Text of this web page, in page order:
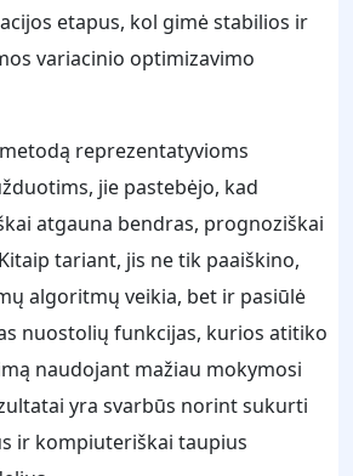
etapus, kol gimė stabilios ir
variacinio optimizavimo
reprezentatyvioms
jie pastebėjo, kad
atgauna bendras, prognoziškai
tariant, jis ne tik paaiškino,
algoritmų veikia, bet ir pasiūlė
nuostolių funkcijas, kurios atitiko
naudojant mažiau mokymosi
yra svarbūs norint sukurti
ir kompiuteriškai taupius